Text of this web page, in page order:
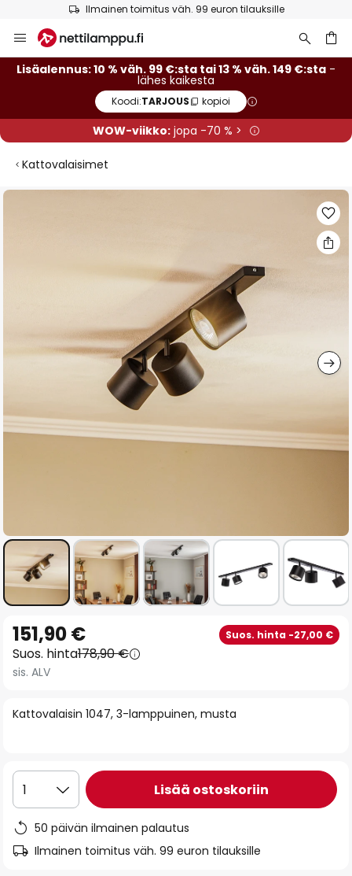
Ilmainen toimitus väh. 99 euron tilauksille
to
Content
Lisäalennus: 10 % väh. 99 €:sta tai 13 % väh. 149 €:sta -
lähes kaikesta
Koodi:TARJOUS kopioi
WOW-viikko:jopa -70 % >
Kattovalaisimet
Skip
to
the
beginning
the
Kattovalaisin 1047, 3-lamppuinen, musta
151,90 € Suos. hinta -27,00 €
Suos. hinta178,90 €
sis. ALV
1 Lisää ostoskoriin
50 päivän ilmainen palautus
Ilmainen toimitus väh. 99 euron tilauksille